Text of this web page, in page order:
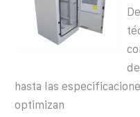
hasta las
optimizan